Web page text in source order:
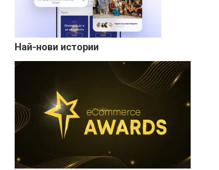
Най-нови истории